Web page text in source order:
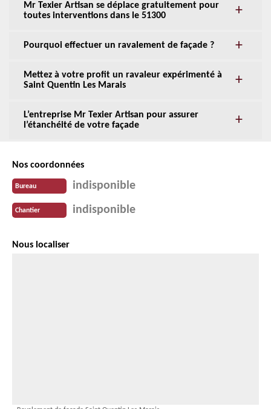
Mr Texier Artisan se déplace gratuitement pour
toutes interventions dans le 51300
Pourquoi effectuer un ravalement de façade ?
Mettez à votre profit un ravaleur expérimenté à
Saint Quentin Les Marais
L’entreprise Mr Texier Artisan pour assurer
l’étanchéité de votre façade
Nos coordonnées
Bureau indisponible
Chantier indisponible
Nous localiser